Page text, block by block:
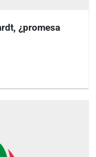
¿promesa